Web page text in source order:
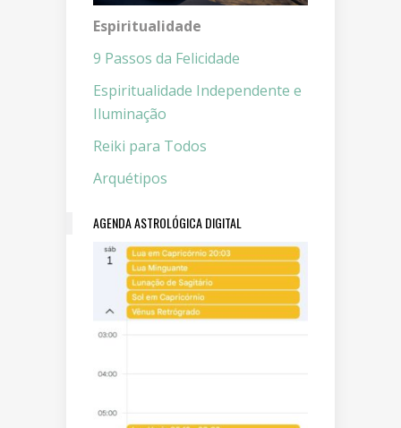
Espiritualidade
9 Passos da Felicidade
Espiritualidade Independente e
Iluminação
Reiki para Todos
Arquétipos
AGENDA ASTROLÓGICA DIGITAL